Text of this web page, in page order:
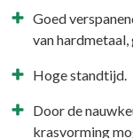
Goed
van
Hoge standtijd.
Door de
krasvorming